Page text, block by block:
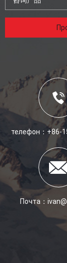
телефон： +86-
Почта：